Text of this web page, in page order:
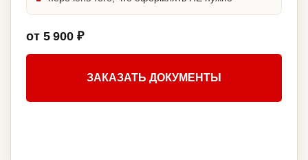
от 5 900 ₽
ЗАКАЗАТЬ ДОКУМЕНТЫ